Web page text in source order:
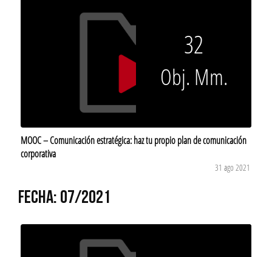
32
Obj. Mm.
MOOC – Comunicación estratégica: haz tu propio plan de comunicación
corporativa
31 ago 2021
FECHA: 07/2021